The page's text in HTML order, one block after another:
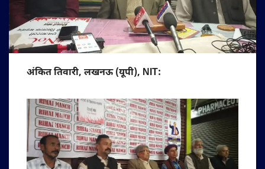
अंकित तिवारी, लखनऊ (यूपी), NIT: